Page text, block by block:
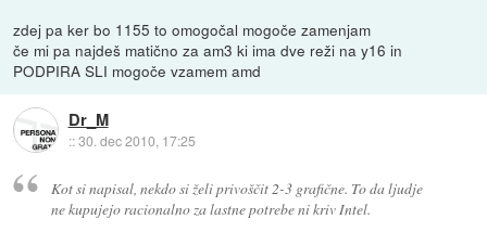
zdej pa ker bo 1155 to omogočal mogoče zamenjam
če mi pa najdeš matično za am3 ki ima dve reži na y16 in
PODPIRA SLI mogoče vzamem amd
Dr_M
::30. dec 2010, 17:25
Kot si napisal, nekdo si želi privoščit 2-3 grafične. To da ljudje
ne kupujejo racionalno za lastne potrebe ni kriv Intel.